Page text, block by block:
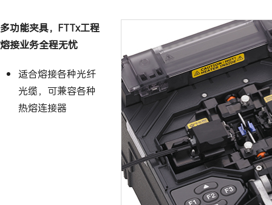
多功能夹具，FTTx工程
熔接业务全程无忧
适合熔接各种光纤
光缆，可兼容各种
热熔连接器